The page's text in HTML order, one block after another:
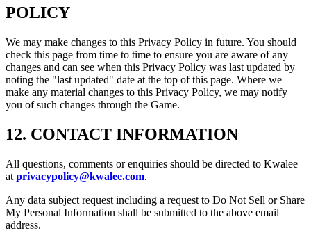
POLICY
We may make changes to this Privacy Policy in future. You should
check this page from time to time to ensure you are aware of any
changes and can see when this Privacy Policy was last updated by
noting the "last updated" date at the top of this page. Where we
make any material changes to this Privacy Policy, we may notify
you of such changes through the Game.
12. CONTACT INFORMATION
All questions, comments or enquiries should be directed to Kwalee
at privacypolicy@kwalee.com.
Any data subject request including a request to Do Not Sell or Share
My Personal Information shall be submitted to the above email
address.